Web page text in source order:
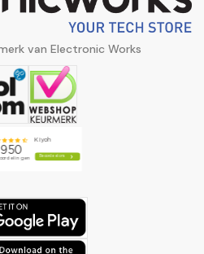
van Electronic Works